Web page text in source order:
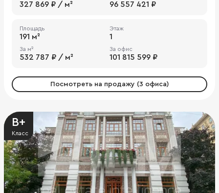
327 869 ₽ / м² 96 557 421 ₽
Площадь
191 м²
Этаж
1
За м²
532 787 ₽ / м²
За офис
101 815 599 ₽
Посмотреть на продажу (3 офиса)
B+
Класс